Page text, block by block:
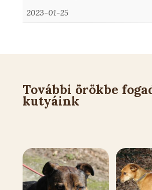
2023-01-25
További örökbe
kutyáink